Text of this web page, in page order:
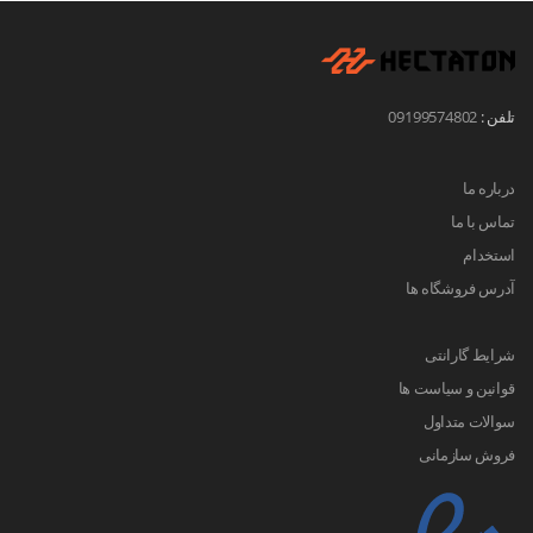
تلفن : 09199574802
درباره ما
تماس با ما
استخدام
آدرس فروشگاه ها
شرایط گارانتی
قوانین و سیاست ها
سوالات متداول
فروش سازمانی